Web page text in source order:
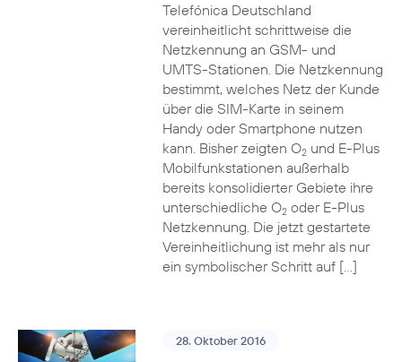
Telefónica Deutschland
vereinheitlicht schrittweise die
Netzkennung an GSM- und
UMTS-Stationen. Die Netzkennung
bestimmt, welches Netz der Kunde
über die SIM-Karte in seinem
Handy oder Smartphone nutzen
kann. Bisher zeigten O2und E-Plus
Mobilfunkstationen außerhalb
bereits konsolidierter Gebiete ihre
unterschiedliche O2oder E-Plus
Netzkennung. Die jetzt gestartete
Vereinheitlichung ist mehr als nur
ein symbolischer Schritt auf […]
28. Oktober 2016